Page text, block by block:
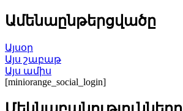
Ամենաընթերցվածը
Այսօր
Այս շաբաթ
Այս ամիս
[miniorange_social_login]